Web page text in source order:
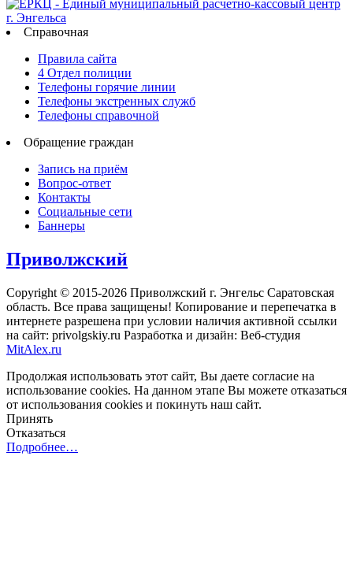
Справочная
Правила сайта
4 Отдел полиции
Телефоны горячие линии
Телефоны экстренных служб
Телефоны справочной
Обращение граждан
Запись на приём
Вопрос-ответ
Контакты
Социальные сети
Баннеры
Приволжский
Copyright © 2015-2026 Приволжский г. Энгельс Саратовская
область. Все права защищены! Копирование и перепечатка в
интернете разрешена при условии наличия активной ссылки
на сайт: privolgskiy.ru Разработка и дизайн: Веб-студия
MitAlex.ru
Продолжая использовать этот сайт, Вы даете согласие на
использование cookies. На данном этапе Вы можете отказаться
от использования cookies и покинуть наш сайт.
Принять
Отказаться
Подробнее…